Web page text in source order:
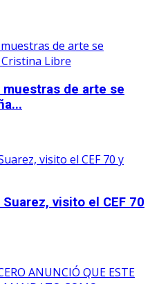
de arte se
visito el CEF 70